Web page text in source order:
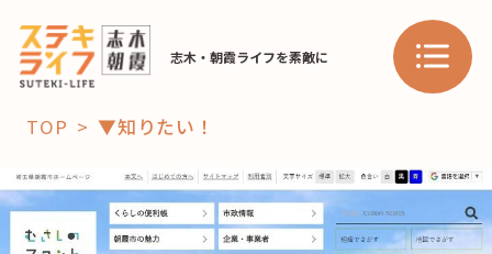
志木・朝霞ライフを素敵に
「コト」
子育て
暮らし
TOP ▼知りたい！